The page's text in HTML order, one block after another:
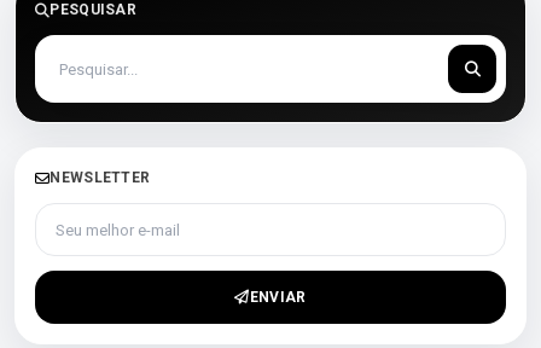
PESQUISAR
NEWSLETTER
Seu melhor e-mail
ENVIAR